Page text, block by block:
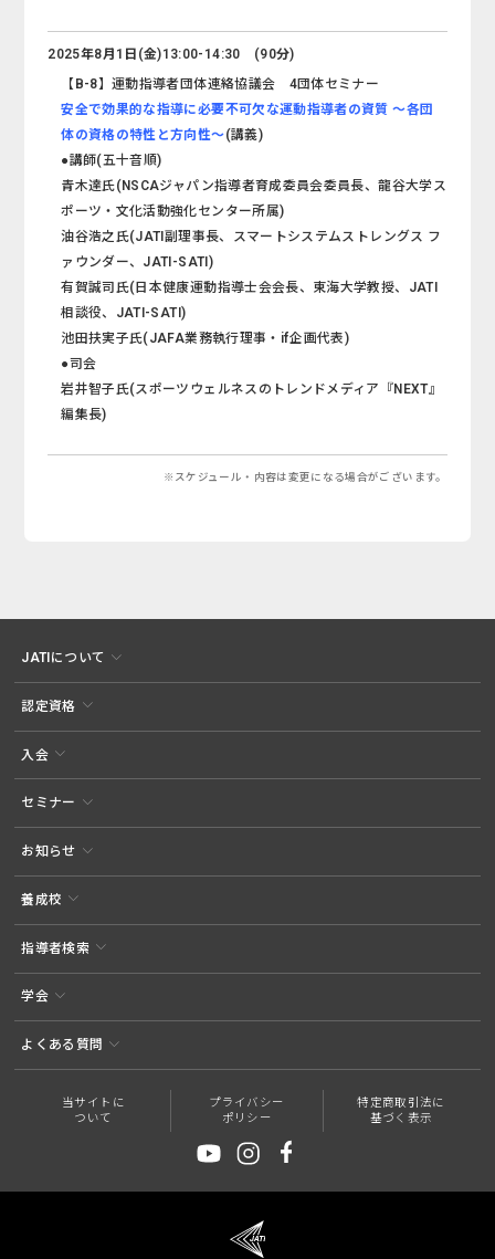
2025年8月1日(金)13:00-14:30 (90分)
【B-8】運動指導者団体連絡協議会 4団体セミナー
安全で効果的な指導に必要不可欠な運動指導者の資質 ～各団
体の資格の特性と方向性～(講義)
●講師(五十音順)
青木達氏(NSCAジャパン指導者育成委員会委員長、龍谷大学ス
ポーツ・文化活動強化センター所属)
油谷浩之氏(JATI副理事長、スマートシステムストレングス フ
ァウンダー、JATI-SATI)
有賀誠司氏(日本健康運動指導士会会長、東海大学教授、JATI
相談役、JATI-SATI)
池田扶実子氏(JAFA業務執行理事・if企画代表)
●司会
岩井智子氏(スポーツウェルネスのトレンドメディア『NEXT』
編集長)
※スケジュール・内容は変更になる場合がございます。
JATIについて
認定資格
入会
セミナー
お知らせ
養成校
指導者検索
学会
よくある質問
当サイトに
ついて
プライバシー
ポリシー
特定商取引法に
基づく表示